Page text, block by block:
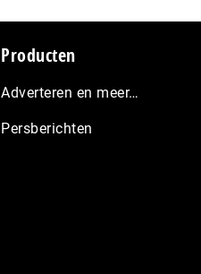
Producten
Adverteren en meer…
Persberichten